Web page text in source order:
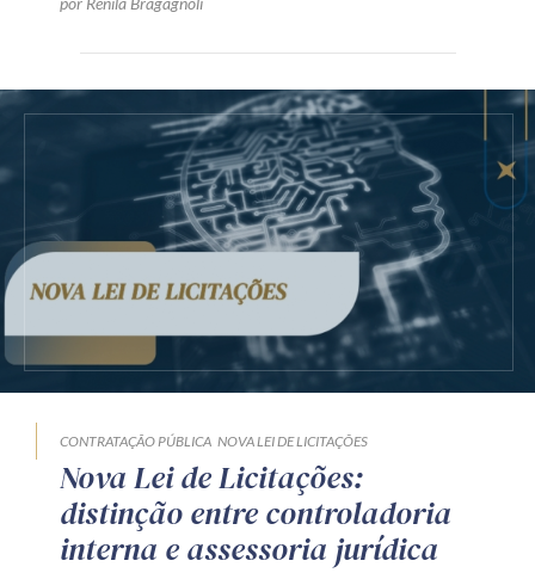
CONTRATAÇÃO PÚBLICA NOVA LEI DE LICITAÇÕES
Nova Lei de Licitações:
distinção entre controladoria
interna e assessoria jurídica